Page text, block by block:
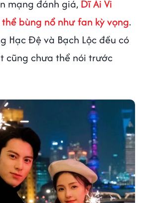
mạng đánh giá, Dĩ Ái Vi
thể bùng nổ như fan kỳ vọng.
Hạc Đệ và Bạch Lộc đều có
cũng chưa thể nói trước